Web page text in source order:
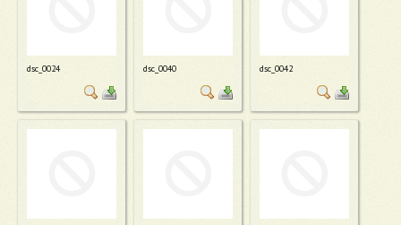
dsc_0024 dsc_0040 dsc_0042